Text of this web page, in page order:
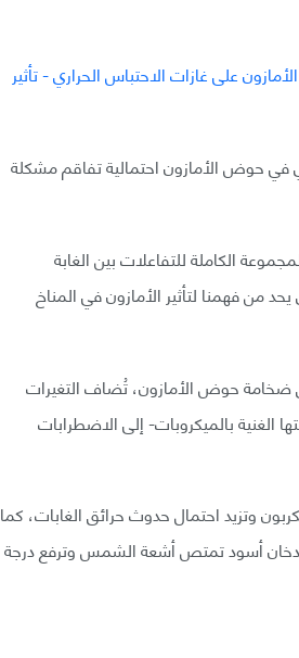
في حوض الأمازون احتمالية تفاقم مشكلة
الكاملة للتفاعلات بين الغابة
من فهمنا لتأثير الأمازون في المناخ
ضخامة حوض الأمازون، تُضاف التغيرات
الغنية بالميكروبات- إلى الاضطرابات
وتزيد احتمال حدوث حرائق الغابات، كما
ذرات دخان أسود تمتص أشعة الشمس وترفع درجة